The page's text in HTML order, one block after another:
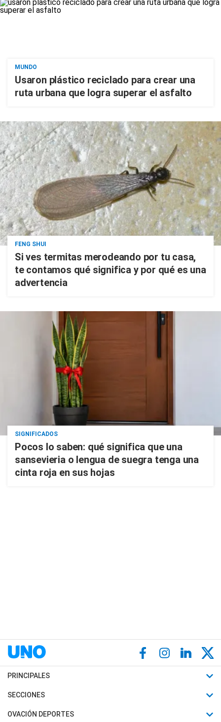
MUNDO
Usaron plástico reciclado para crear una
ruta urbana que logra superar el asfalto
FENG SHUI
Si ves termitas merodeando por tu casa,
te contamos qué significa y por qué es una
advertencia
SIGNIFICADOS
Pocos lo saben: qué significa que una
sansevieria o lengua de suegra tenga una
cinta roja en sus hojas
PRINCIPALES
Últimas Noticias
Política
SECCIONES
Horóscopo
OVACIÓN DEPORTES